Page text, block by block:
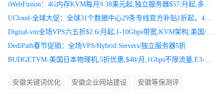
iWebFusion：4G内存KVM每月9.38美元起,独立服务器$57/月起,多个机房可选
UCloud-全球大促：全球31个数据中心29条专线官方补贴1折起，4核8G内存5M带宽云服务器超值特惠898元/年
Digital-vm全场VPS六五折$2.6/月起,1-10Gbps带宽,KVM架构,美国/日本/新加坡等8机房
DediPath春节促销：全场VPS/Hybrid Servers/独立服务器5折
BUDGETVM-美国日本物理机,5折优惠,$40/月,1Gbps不限流量,E3-1231v3/16g内存/1T硬盘,1800G高防！-789
安徽关键词优化 安徽企业网站建设 安徽等保测评